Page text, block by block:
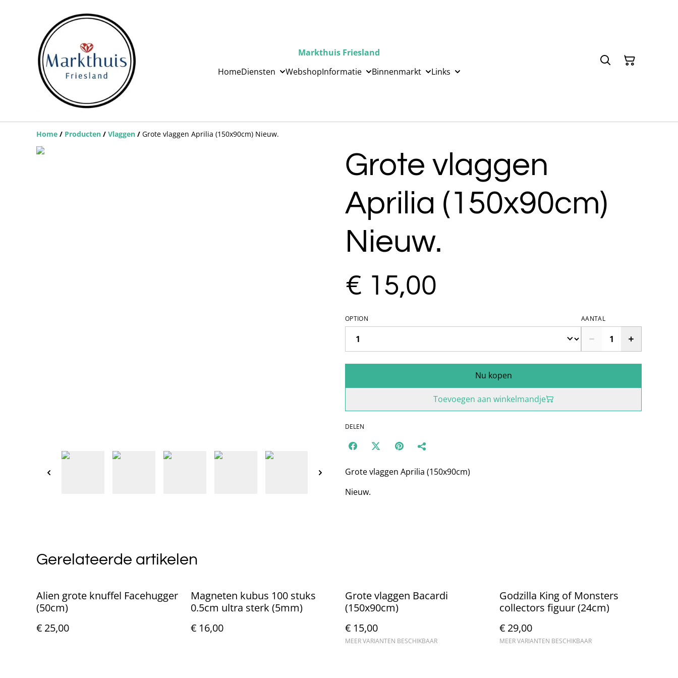
Markthuis Friesland
HomeDiensten WebshopInformatie Binnenmarkt Links
Home / Producten / Vlaggen / Grote vlaggen Aprilia (150x90cm) Nieuw.
Grote vlaggen
Aprilia (150x90cm)
Nieuw.
€ 15,00
OPTION AANTAL
Nu kopen
Toevoegen aan winkelmandje
DELEN
Grote vlaggen Aprilia (150x90cm)
Nieuw.
Gerelateerde artikelen
Alien grote knuffel Facehugger
(50cm)
€ 25,00
Magneten kubus 100 stuks
0.5cm ultra sterk (5mm)
€ 16,00
Grote vlaggen Bacardi
(150x90cm)
€ 15,00
MEER VARIANTEN BESCHIKBAAR
Godzilla King of Monsters
collectors figuur (24cm)
€ 29,00
MEER VARIANTEN BESCHIKBAAR